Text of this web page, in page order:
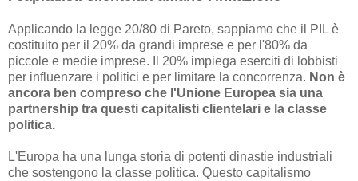
Applicando la legge 20/80 di Pareto, sappiamo che il PIL è
costituito per il 20% da grandi imprese e per l'80% da
piccole e medie imprese. Il 20% impiega eserciti di lobbisti
per influenzare i politici e per limitare la concorrenza. Non è
ancora ben compreso che l'Unione Europea sia una
partnership tra questi capitalisti clientelari e la classe
politica.
L'Europa ha una lunga storia di potenti dinastie industriali
che sostengono la classe politica. Questo capitalismo